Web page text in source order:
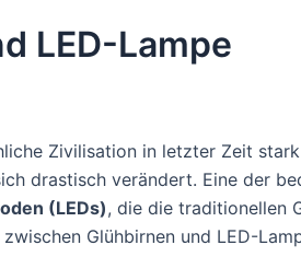
LED-Lampe
Zivilisation in letzter Zeit
drastisch verändert. Eine der
(LEDs), die die traditionellen
Glühbirnen und LED-